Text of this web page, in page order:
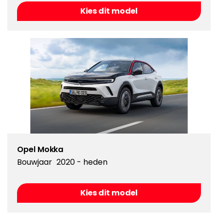
Kies dit model
Opel Mokka
Bouwjaar 2020 - heden
Kies dit model